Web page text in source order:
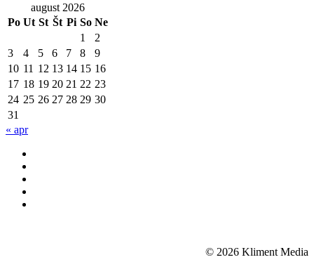
august 2026
Po Ut St Št Pi So Ne
1
2
3
4 5 6 7 8
9
10 11 12 13 14 15 16
17 18 19 20 21 22 23
24 25 26 27 28 29 30
31
« apr
© 2026 Kliment Media